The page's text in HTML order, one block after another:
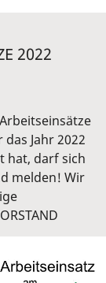
2022
Jahr 2022
hat, darf sich
melden! Wir